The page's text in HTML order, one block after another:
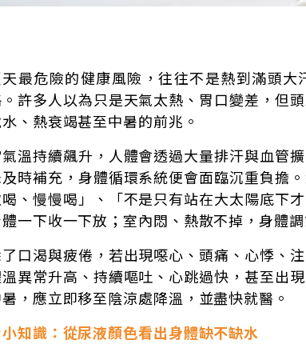
最危險的健康風險，往往不是熱到滿頭
許多人以為只是天氣太熱、胃口變差，但
、熱衰竭甚至中暑的前兆。
溫持續飆升，人體會透過大量排汗與血管
時補充，身體循環系統便會面臨沉重負擔
、慢慢喝」、「不是只有站在大太陽底下
一下收一下放；室內悶、熱散不掉，身體
口渴與疲倦，若出現噁心、頭痛、心悸、
異常升高、持續嘔吐、心跳過快，甚至出
，應立即移至陰涼處降溫，並盡快就醫。
知識： 從尿液顏色看出身體缺不缺水